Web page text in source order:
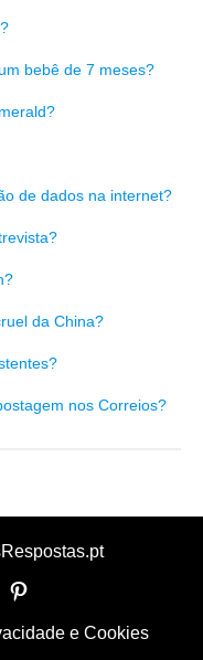
bebê de 7 meses?
de dados na internet?
da China?
nos Correios?
e Cookies